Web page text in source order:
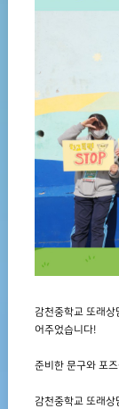
감천중학교 또래
어주었습니다!
준비한 문구와 포
감천중학교 또래